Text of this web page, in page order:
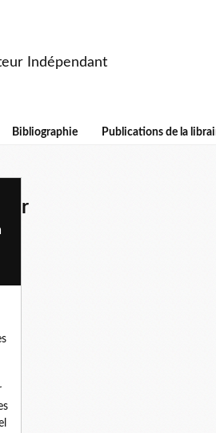
Indépendant
Bibliographie Publications de la